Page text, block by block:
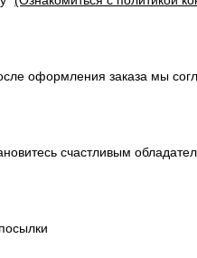
оформления заказа мы
счастливым